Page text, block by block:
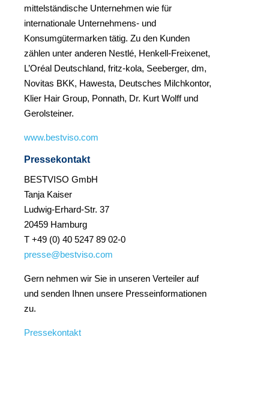
mittelständische Unternehmen wie für
internationale Unternehmens- und
Konsumgütermarken tätig. Zu den Kunden
zählen unter anderen Nestlé, Henkell-Freixenet,
L’Oréal Deutschland, fritz-kola, Seeberger, dm,
Novitas BKK, Hawesta, Deutsches Milchkontor,
Klier Hair Group, Ponnath, Dr. Kurt Wolff und
Gerolsteiner.
www.bestviso.com
Pressekontakt
BESTVISO GmbH
Tanja Kaiser
Ludwig-Erhard-Str. 37
20459 Hamburg
T +49 (0) 40 5247 89 02-0
presse@bestviso.com
Gern nehmen wir Sie in unseren Verteiler auf
und senden Ihnen unsere Presseinformationen
zu.
Pressekontakt